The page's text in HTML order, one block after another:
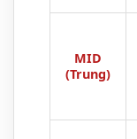
MID
(Trung)